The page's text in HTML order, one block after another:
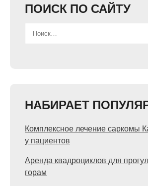
ПОИСК ПО САЙТУ
НАБИРАЕТ
Комплексное лечение саркомы
у пациентов
Аренда квадроциклов для
горам